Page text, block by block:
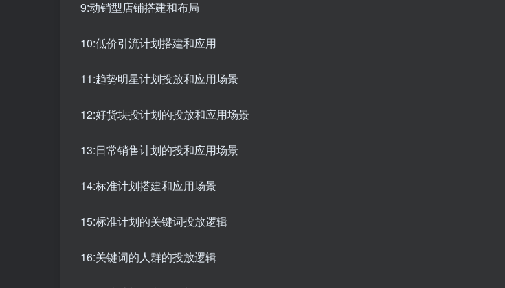
9:动销型店铺搭建和布局
10:低价引流计划搭建和应用
11:趋势明星计划投放和应用场景
12:好货块投计划的投放和应用场景
13:日常销售计划的投和应用场景
14:标准计划搭建和应用场景
15:标准计划的关键词投放逻辑
16:关键词的人群的投放逻辑